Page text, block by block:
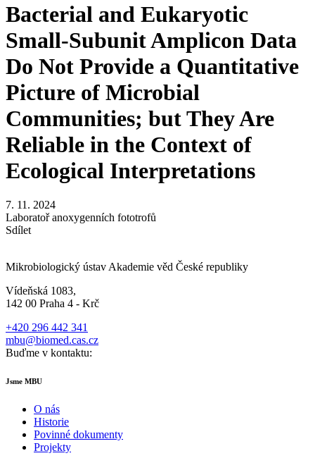
Bacterial and Eukaryotic
Small-Subunit Amplicon Data
Do Not Provide a Quantitative
Picture of Microbial
Communities; but They Are
Reliable in the Context of
Ecological Interpretations
7. 11. 2024
Laboratoř anoxygenních fototrofů
Sdílet
Mikrobiologický ústav Akademie věd České republiky
Vídeňská 1083,
142 00 Praha 4 - Krč
+420 296 442 341
mbu@biomed.cas.cz
Buďme v kontaktu:
Jsme MBU
O nás
Historie
Povinné dokumenty
Projekty